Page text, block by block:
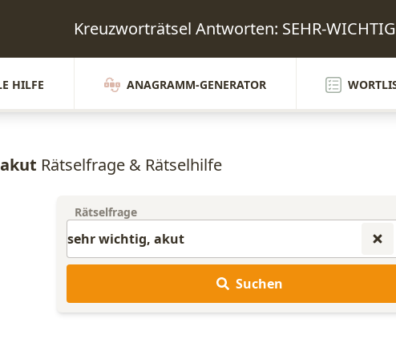
Kreuzworträtsel Antworten: SEHR-
HILFE ANAGRAMM-GENERATOR
Rätselfrage & Rätselhilfe
Rätselfrage
Suchen